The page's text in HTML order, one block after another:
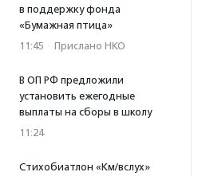
в поддержку фонда
«Бумажная птица»
11:45 · Прислано НКО
В ОП РФ предложили
установить ежегодные
выплаты на сборы в школу
11:24
Стихобиатлон «Км/вслух»